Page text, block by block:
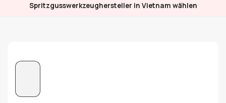
Spritzgusswerkzeughersteller in Vietnam wählen